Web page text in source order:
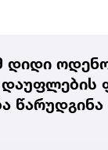
დიდი
წარუდგინა